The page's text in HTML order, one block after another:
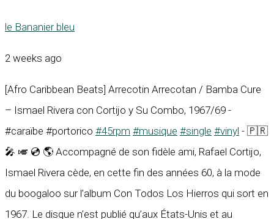
le Bananier bleu
2 weeks ago
[Afro Caribbean Beats] Arrecotin Arrecotan / Bamba Cure
– Ismael Rivera con Cortijo y Su Combo, 1967/69 -
#caraïbe #portorico #45rpm #musique #single #vinyl - 🇵🇷
🎤 🎺 💿 🌎 Accompagné de son fidèle ami, Rafael Cortijo,
Ismael Rivera cède, en cette fin des années 60, à la mode
du boogaloo sur l’album Con Todos Los Hierros qui sort en
1967. Le disque n’est publié qu’aux États-Unis et au